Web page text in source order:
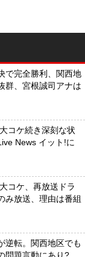
で完全勝利、関西地
群、宮根誠司アナは
コケ続き深刻な状
News イット!に
コケ、再放送ドラ
み放送、理由は番組
逆転。関西地区でも
問題言動にあり?